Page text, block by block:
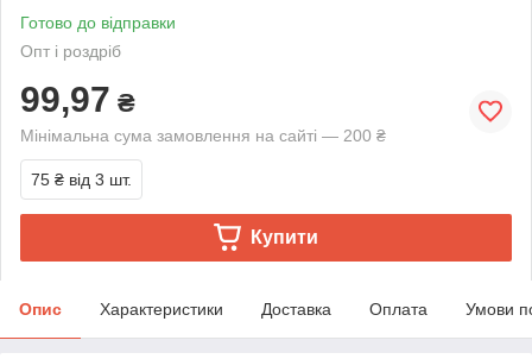
Готово до відправки
Опт і роздріб
99,97 ₴
Мінімальна сума замовлення на сайті — 200 ₴
75 ₴ від 3 шт.
Купити
Опис Характеристики Доставка Оплата Умови